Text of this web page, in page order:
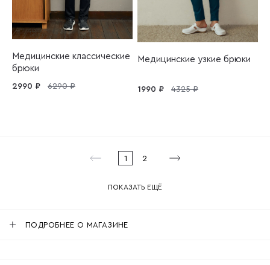
Медицинские классические
брюки
2990 ₽ 6290 ₽
Медицинские узкие брюки
1990 ₽ 4325 ₽
1 2
ПОКАЗАТЬ ЕЩЁ
ПОДРОБНЕЕ О МАГАЗИНЕ